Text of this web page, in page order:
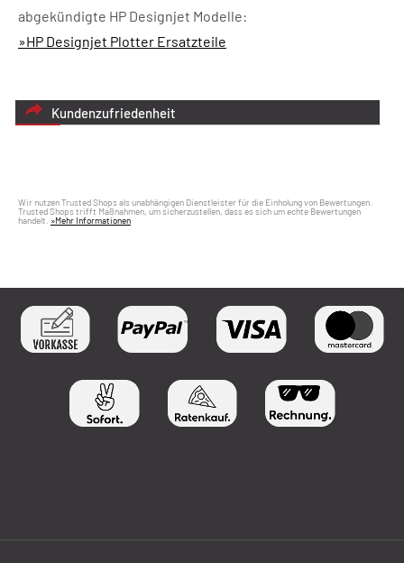
abgekündigte HP Designjet Modelle:
»HP Designjet Plotter Ersatzteile
Kundenzufriedenheit
Wir nutzen Trusted Shops als unabhängigen Dienstleister für die Einholung von Bewertungen.
Trusted Shops trifft Maßnahmen, um sicherzustellen, dass es sich um echte Bewertungen
handelt. »Mehr Informationen